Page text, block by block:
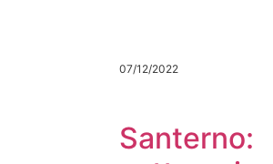
07/12/2022
Santerno: